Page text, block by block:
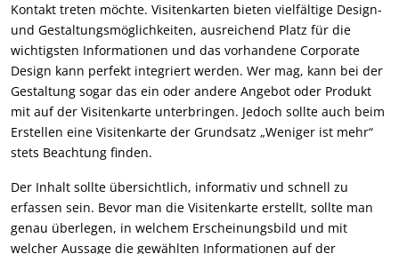
Kontakt treten möchte. Visitenkarten bieten vielfältige Design-
und Gestaltungsmöglichkeiten, ausreichend Platz für die
wichtigsten Informationen und das vorhandene Corporate
Design kann perfekt integriert werden. Wer mag, kann bei der
Gestaltung sogar das ein oder andere Angebot oder Produkt
mit auf der Visitenkarte unterbringen. Jedoch sollte auch beim
Erstellen eine Visitenkarte der Grundsatz „Weniger ist mehr“
stets Beachtung finden.
Der Inhalt sollte übersichtlich, informativ und schnell zu
erfassen sein. Bevor man die Visitenkarte erstellt, sollte man
genau überlegen, in welchem Erscheinungsbild und mit
welcher Aussage die gewählten Informationen auf der